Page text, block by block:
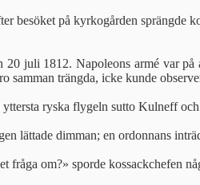
besöket på kyrkogården sprängde
20 juli 1812. Napoleons armé var på
samman trängda, icke kunde
ryska flygeln sutto Kulneff
lättade dimman; en ordonnans
fråga om?» sporde kossackchefen